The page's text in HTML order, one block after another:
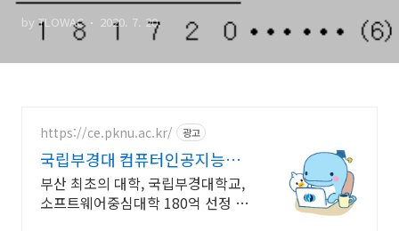
by TLOWAC 2020. 7. 20.
https://ce.pknu.ac.kr/ 광고
국립부경대 컴퓨터인공지능학
부
부산 최초의 대학, 국립부경대학교,
소프트웨어중심대학 180억 선정 :